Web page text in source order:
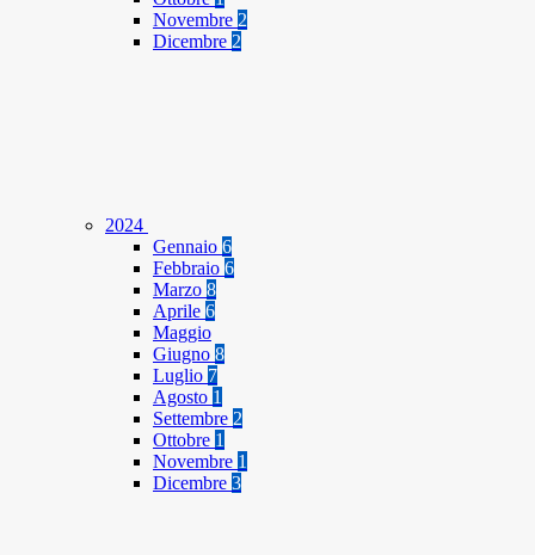
Novembre 2
Dicembre 2
2024
Gennaio 6
Febbraio 6
Marzo 8
Aprile 6
Maggio
Giugno 8
Luglio 7
Agosto 1
Settembre 2
Ottobre 1
Novembre 1
Dicembre 3